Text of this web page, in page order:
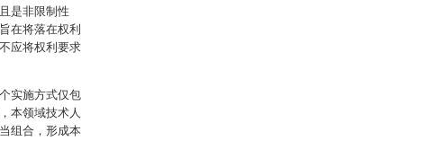
是非限制性
在将落在权利
应将权利要求
实施方式仅包
本领域技术人
组合，形成本